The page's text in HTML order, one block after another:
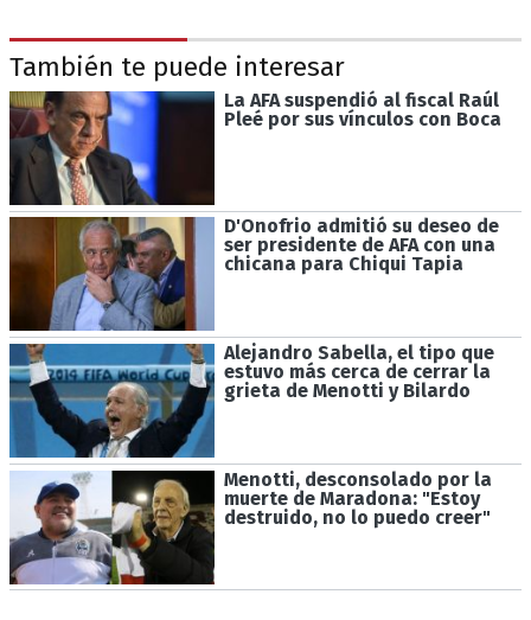
También te puede interesar
La AFA suspendió al fiscal Raúl
Pleé por sus vínculos con Boca
D'Onofrio admitió su deseo de
ser presidente de AFA con una
chicana para Chiqui Tapia
Alejandro Sabella, el tipo que
estuvo más cerca de cerrar la
grieta de Menotti y Bilardo
Menotti, desconsolado por la
muerte de Maradona: "Estoy
destruido, no lo puedo creer"